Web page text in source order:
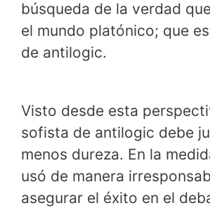
búsqueda de la verdad
el mundo platónico; que
de antilogic.
Visto desde esta
sofista de antilogic debe
menos dureza. En la
usó de manera
asegurar el éxito en el